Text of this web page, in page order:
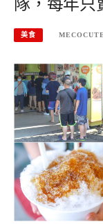
隊，每年只
美食 MECOCUTE